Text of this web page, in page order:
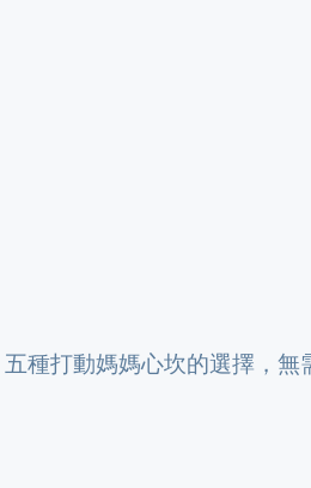
種打動媽媽心坎的選擇，無